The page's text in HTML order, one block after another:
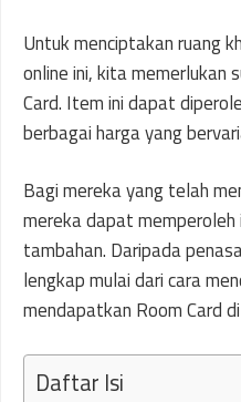
Untuk menciptakan ruang
online ini, kita memerlukan
Card. Item ini dapat
berbagai harga yang
Bagi mereka yang telah
mereka dapat
tambahan. Daripada
lengkap mulai dari cara
mendapatkan Room Card
Daftar Isi